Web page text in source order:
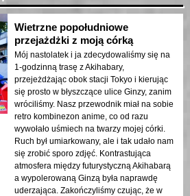
Wietrzne popołudniowe
przejażdżki z moją córką
Mój nastolatek i ja zdecydowaliśmy się na
1-godzinną trasę z Akihabary,
przejeżdżając obok stacji Tokyo i kierując
się prosto w błyszczące ulice Ginzy, zanim
wróciliśmy. Nasz przewodnik miał na sobie
retro kombinezon anime, co od razu
wywołało uśmiech na twarzy mojej córki.
Ruch był umiarkowany, ale i tak udało nam
się zrobić sporo zdjęć. Kontrastująca
atmosfera między futurystyczną Akihabarą
a wypolerowaną Ginzą była naprawdę
uderzająca. Zakończyliśmy czując, że w